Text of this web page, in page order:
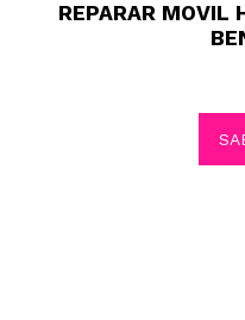
REPARAR MOVIL